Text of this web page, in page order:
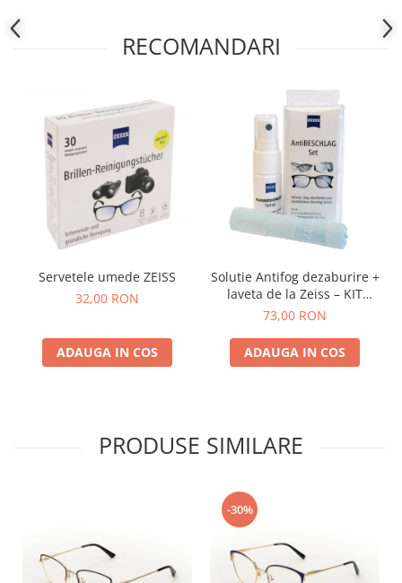
RECOMANDARI
Servetele umede ZEISS
32,00 RON
ADAUGA IN COS
Solutie Antifog dezaburire +
laveta de la Zeiss – KIT
COMPLET
73,00 RON
ADAUGA IN COS
PRODUSE SIMILARE
-30%